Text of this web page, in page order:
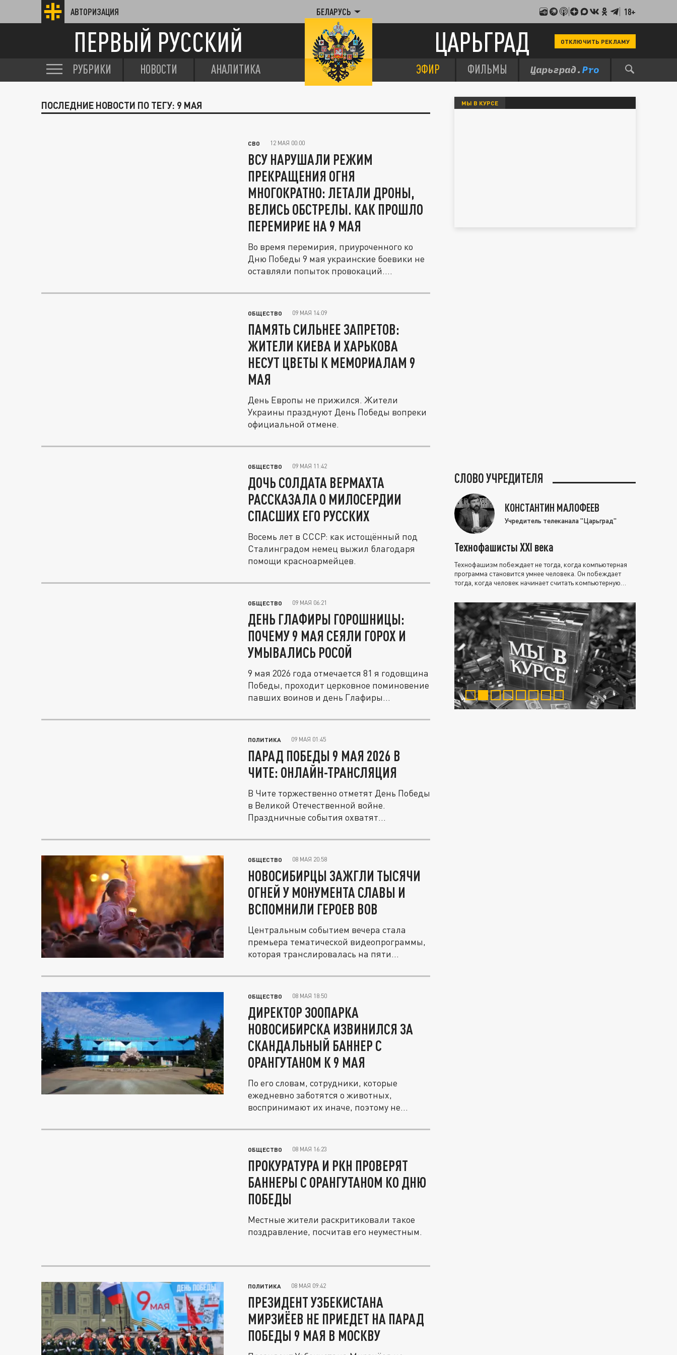
АВТОРИЗАЦИЯ БЕЛАРУСЬ 18+
ПЕРВЫЙ РУССКИЙ ЦАРЬГРАД ОТКЛЮЧИТЬ РЕКЛАМУ
РУБРИКИ НОВОСТИ АНАЛИТИКА ЭФИР ФИЛЬМЫ
ПОСЛЕДНИЕ НОВОСТИ ПО ТЕГУ: 9 МАЯ
СВО 12 МАЯ 00:00
ВСУ НАРУШАЛИ РЕЖИМ
ПРЕКРАЩЕНИЯ ОГНЯ
МНОГОКРАТНО: ЛЕТАЛИ ДРОНЫ,
ВЕЛИСЬ ОБСТРЕЛЫ. КАК ПРОШЛО
ПЕРЕМИРИЕ НА 9 МАЯ
Во время перемирия, приуроченного ко
Дню Победы 9 мая украинские боевики не
оставляли попыток провокаций....
ОБЩЕСТВО 09 МАЯ 14:09
ПАМЯТЬ СИЛЬНЕЕ ЗАПРЕТОВ:
ЖИТЕЛИ КИЕВА И ХАРЬКОВА
НЕСУТ ЦВЕТЫ К МЕМОРИАЛАМ 9
МАЯ
День Европы не прижился. Жители
Украины празднуют День Победы вопреки
официальной отмене.
ОБЩЕСТВО 09 МАЯ 11:42
ДОЧЬ СОЛДАТА ВЕРМАХТА
РАССКАЗАЛА О МИЛОСЕРДИИ
СПАСШИХ ЕГО РУССКИХ
Восемь лет в СССР: как истощённый под
Сталинградом немец выжил благодаря
помощи красноармейцев.
ОБЩЕСТВО 09 МАЯ 06:21
ДЕНЬ ГЛАФИРЫ ГОРОШНИЦЫ:
ПОЧЕМУ 9 МАЯ СЕЯЛИ ГОРОХ И
УМЫВАЛИСЬ РОСОЙ
9 мая 2026 года отмечается 81 я годовщина
Победы, проходит церковное поминовение
павших воинов и день Глафиры...
ПОЛИТИКА 09 МАЯ 01:45
ПАРАД ПОБЕДЫ 9 МАЯ 2026 В
ЧИТЕ: ОНЛАЙН-ТРАНСЛЯЦИЯ
В Чите торжественно отметят День Победы
в Великой Отечественной войне.
Праздничные события охватят
ОБЩЕСТВО 08 МАЯ 20:58
НОВОСИБИРЦЫ ЗАЖГЛИ ТЫСЯЧИ
ОГНЕЙ У МОНУМЕНТА СЛАВЫ И
ВСПОМНИЛИ ГЕРОЕВ ВОВ
Центральным событием вечера стала
премьера тематической видеопрограммы,
которая транслировалась на пяти...
ОБЩЕСТВО 08 МАЯ 18:50
ДИРЕКТОР ЗООПАРКА
НОВОСИБИРСКА ИЗВИНИЛСЯ ЗА
СКАНДАЛЬНЫЙ БАННЕР С
ОРАНГУТАНОМ К 9 МАЯ
По его словам, сотрудники, которые
ежедневно заботятся о животных,
воспринимают их иначе, поэтому не
ОБЩЕСТВО 08 МАЯ 16:23
ПРОКУРАТУРА И РКН ПРОВЕРЯТ
БАННЕРЫ С ОРАНГУТАНОМ КО ДНЮ
ПОБЕДЫ
Местные жители раскритиковали такое
поздравление, посчитав его неуместным.
ПОЛИТИКА 08 МАЯ 09:42
ПРЕЗИДЕНТ УЗБЕКИСТАНА
МИРЗИЁЕВ НЕ ПРИЕДЕТ НА ПАРАД
ПОБЕДЫ 9 МАЯ В МОСКВУ
МЫ В КУРСЕ
СЛОВО УЧРЕДИТЕЛЯ
КОНСТАНТИН МАЛОФЕЕВ
Учредитель телеканала "Царьград"
Технофашисты XXI века
Технофашизм побеждает не тогда, когда компьютерная
программа становится умнее человека. Он побеждает
тогда, когда человек начинает считать компьютерную